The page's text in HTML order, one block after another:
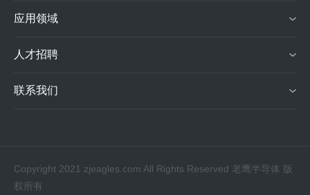
应用领域
人才招聘
联系我们
Copyright 2021 zjeagles.com All Rights Reserved 老鹰半导体 版
权所有